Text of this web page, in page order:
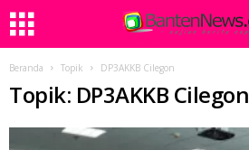
Beranda Topik DP3AKKB Cilegon
Topik: DP3AKKB Cilegon